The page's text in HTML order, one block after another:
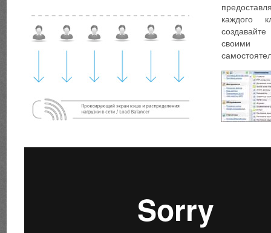
каждого
своими